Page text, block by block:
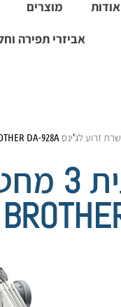
אודות מוצרים
אביזרי תפירה
מכונת